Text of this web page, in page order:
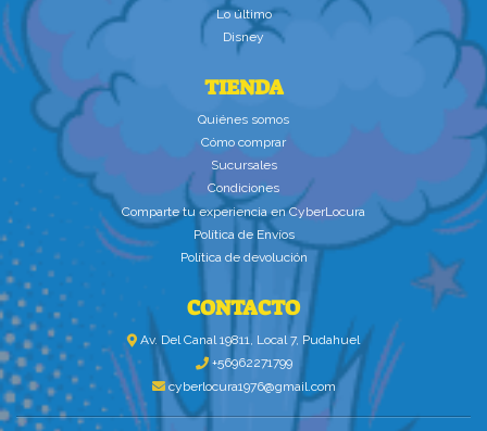
Lo último
Disney
TIENDA
Quiénes somos
Cómo comprar
Sucursales
Condiciones
Comparte tu experiencia en CyberLocura
Política de Envíos
Política de devolución
CONTACTO
Av. Del Canal 19811, Local 7, Pudahuel
+56962271799
cyberlocura1976@gmail.com